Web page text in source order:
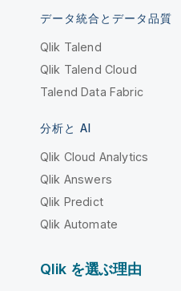
データ統合とデータ品質
Qlik Talend
Qlik Talend Cloud
Talend Data Fabric
分析と AI
Qlik Cloud Analytics
Qlik Answers
Qlik Predict
Qlik Automate
Qlik を選ぶ理由